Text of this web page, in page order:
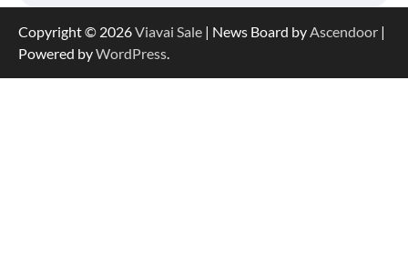
Copyright © 2026Viavai Sale | News Board byAscendoor |
Powered byWordPress.